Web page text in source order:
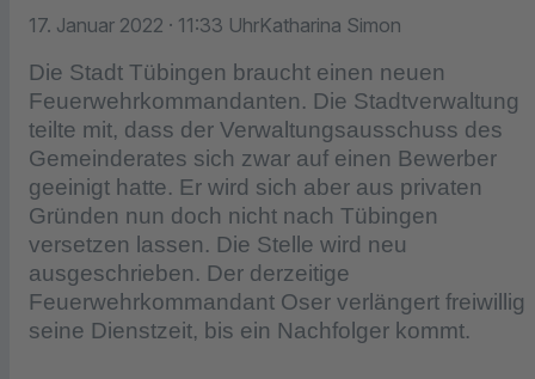
17. Januar 2022 · 11:33 UhrKatharina Simon
Die Stadt Tübingen braucht einen neuen
Feuerwehrkommandanten. Die Stadtverwaltung
teilte mit, dass der Verwaltungsausschuss des
Gemeinderates sich zwar auf einen Bewerber
geeinigt hatte. Er wird sich aber aus privaten
Gründen nun doch nicht nach Tübingen
versetzen lassen. Die Stelle wird neu
ausgeschrieben. Der derzeitige
Feuerwehrkommandant Oser verlängert freiwillig
seine Dienstzeit, bis ein Nachfolger kommt.